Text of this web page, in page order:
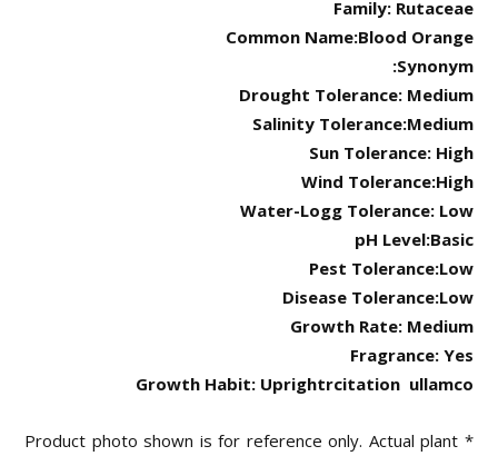
Family: Rutaceae
Common Name:Blood Orange
Synonym:
Drought Tolerance: Medium
Salinity Tolerance:Medium
Sun Tolerance: High
Wind Tolerance:High
Water-Logg Tolerance: Low
pH Level:Basic
Pest Tolerance:Low
Disease Tolerance:Low
Growth Rate: Medium
Fragrance: Yes
Growth Habit: Uprightrcitation ullamco
* Product photo shown is for reference only. Actual plant